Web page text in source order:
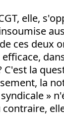
elle,
ces deux
C'est la
la
»